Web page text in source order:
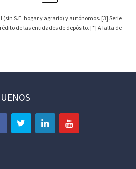
S.E. hogar y agrario) y autónomos. [3] Serie
de las entidades de depósito. [*] A falta de